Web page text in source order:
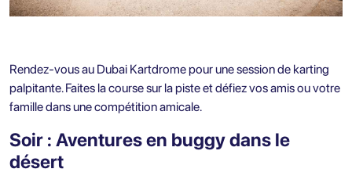
Rendez-vous au Dubai Kartdrome pour une session de karting
palpitante. Faites la course sur la piste et défiez vos amis ou votre
famille dans une compétition amicale.
Soir : Aventures en buggy dans le
désert